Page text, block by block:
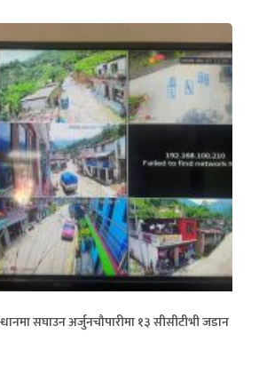
सघाउन अर्जुनचौपारीमा १३ सीसीटीभी जडान